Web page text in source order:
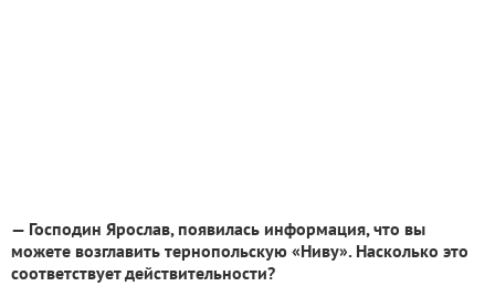
— Господин Ярослав, появилась информация, что вы
можете возглавить тернопольскую «Ниву». Насколько это
соответствует действительности?